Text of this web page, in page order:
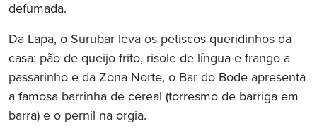
defumada.
Da Lapa, o Surubar leva os petiscos queridinhos da
casa: pão de queijo frito, risole de língua e frango a
passarinho e da Zona Norte, o Bar do Bode apresenta
a famosa barrinha de cereal (torresmo de barriga em
barra) e o pernil na orgia.